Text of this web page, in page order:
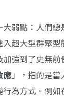
弱點：人們總
入超大型群聚
強到了史無前
應」，指的是當
為方式。例如